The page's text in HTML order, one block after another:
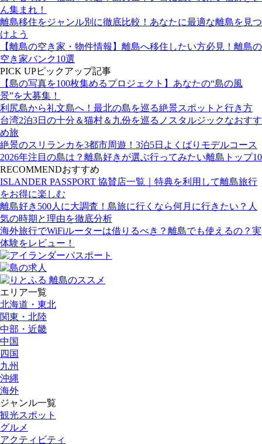
ん集まれ！
離島移住をジャンル別に徹底比較！あなたに最適な離島を見つ
けよう
【離島の空き家・物件情報】離島へ移住したい方必見！離島の
空き家バンク10選
PICK UPピックアップ記事
【島の写真を100枚集めるプロジェクト】あなたの“島の風
景”を大募集！
利尻島から礼文島へ！最北の島を巡る絶景スポットと行き方
台湾2泊3日の十分＆猫村＆九份を巡るノスタルジックなおすす
め旅
絶景のスリランカを3都市周遊！3泊5日よくばりモデルコース
2026年注目の島は？離島好きが選ぶ行ってみたい離島トップ10
RECOMMENDおすすめ
ISLANDER PASSPORT 協賛店一覧｜特典を利用して離島旅行
をお得に楽しむ
離島好き500人に大調査！島旅に行くなら何月に行きたい？人
気の時期と理由を徹底分析
海外旅行でWiFiルーターは借りるべき？離島でも使えるの？実
体験をレビュー！
エリア一覧
北海道・東北
関東・北陸
中部・近畿
中国
四国
九州
沖縄
海外
ジャンル一覧
観光スポット
グルメ
アクティビティ